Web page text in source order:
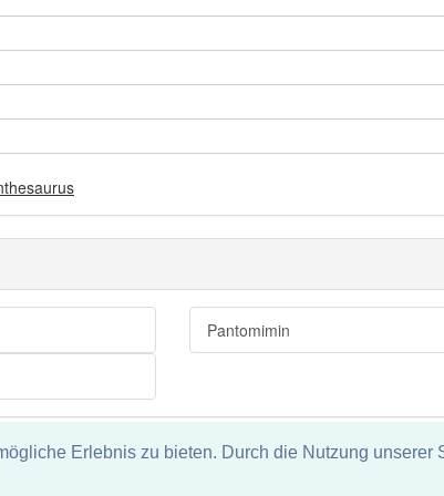
Erlebnis zu bieten. Durch die Nutzung unserer
Pantomimin